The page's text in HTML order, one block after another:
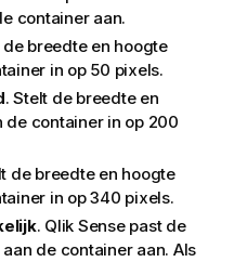
container aan.
de breedte en hoogte
in op 50 pixels.
. Stelt de breedte en
de container in op 200
de breedte en hoogte
in op 340 pixels.
. Qlik Sensepast de
de container aan. Als